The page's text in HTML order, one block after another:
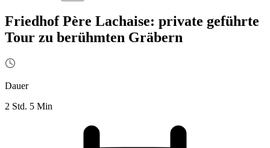
Friedhof Père Lachaise: private geführte
Tour zu berühmten Gräbern
Dauer
2 Std. 5 Min